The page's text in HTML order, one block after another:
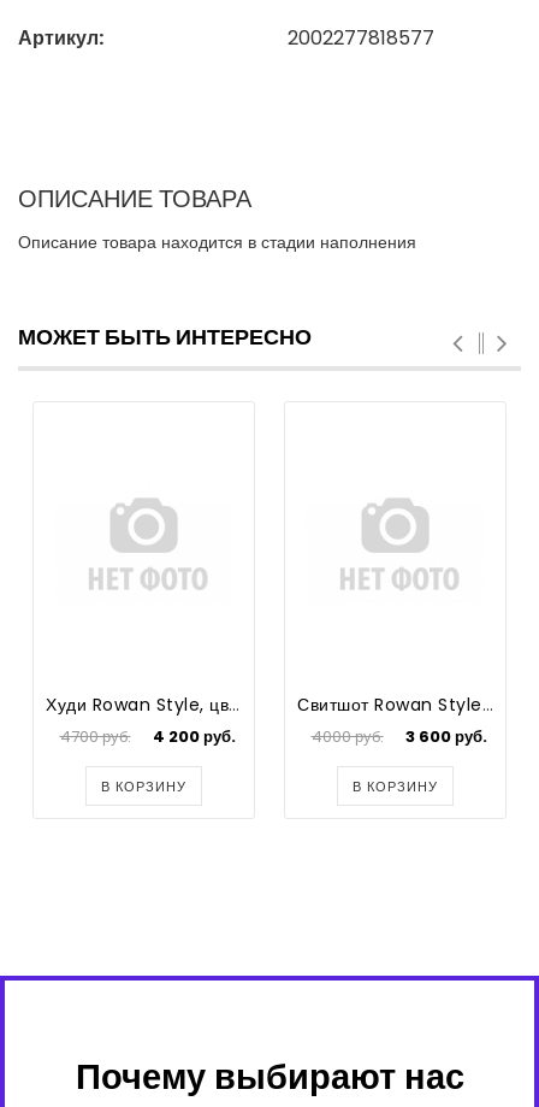
Артикул: 2002277818577
ОПИСАНИЕ ТОВАРА
Описание товара находится в стадии наполнения
МОЖЕТ БЫТЬ ИНТЕРЕСНО
Худи Rowan Style, цвет хаки, начес (M)
4700 руб. 4 200 руб.
В КОРЗИНУ
Свитшот Rowan Style, цвет бежевый, зебра (L)
4000 руб. 3 600 руб.
В КОРЗИНУ
Почему выбирают нас